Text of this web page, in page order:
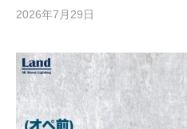
2026年7月29日